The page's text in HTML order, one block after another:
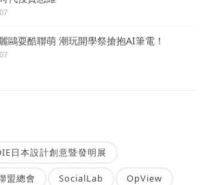
鷗耍酷聯萌 潮玩開學祭搶抱AI筆電！
日本設計創意暨發明展
盟總會 SocialLab OpView